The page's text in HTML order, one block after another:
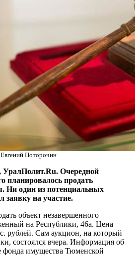
Поторочин
Очередной
планировалось продать
Ни один из потенциальных
заявку на участие.
объект незавершенного
на Республики, 46а. Цена
рублей. Сам аукцион, на который
состоялся вчера. Информация об
фонда имущества Тюменской